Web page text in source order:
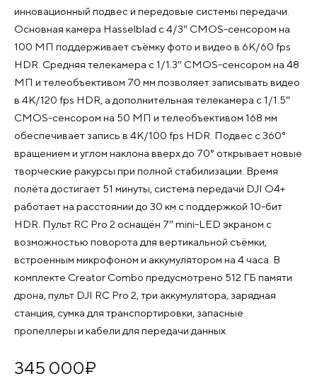
инновационный подвес и передовые системы передачи.
Основная камера Hasselblad с 4/3″ CMOS-сенсором на
100 МП поддерживает съёмку фото и видео в 6K/60 fps
HDR. Средняя телекамера с 1/1.3″ CMOS-сенсором на 48
МП и телеобъективом 70 мм позволяет записывать видео
в 4K/120 fps HDR, а дополнительная телекамера с 1/1.5″
CMOS-сенсором на 50 МП и телеобъективом 168 мм
обеспечивает запись в 4K/100 fps HDR. Подвес с 360°
вращением и углом наклона вверх до 70° открывает новые
творческие ракурсы при полной стабилизации. Время
полёта достигает 51 минуты, система передачи DJI O4+
работает на расстоянии до 30 км с поддержкой 10-бит
HDR. Пульт RC Pro 2 оснащён 7″ mini-LED экраном с
возможностью поворота для вертикальной съёмки,
встроенным микрофоном и аккумулятором на 4 часа. В
комплекте Creator Combo предусмотрено 512 ГБ памяти
дрона, пульт DJI RC Pro 2, три аккумулятора, зарядная
станция, сумка для транспортировки, запасные
пропеллеры и кабели для передачи данных.
345 000¤